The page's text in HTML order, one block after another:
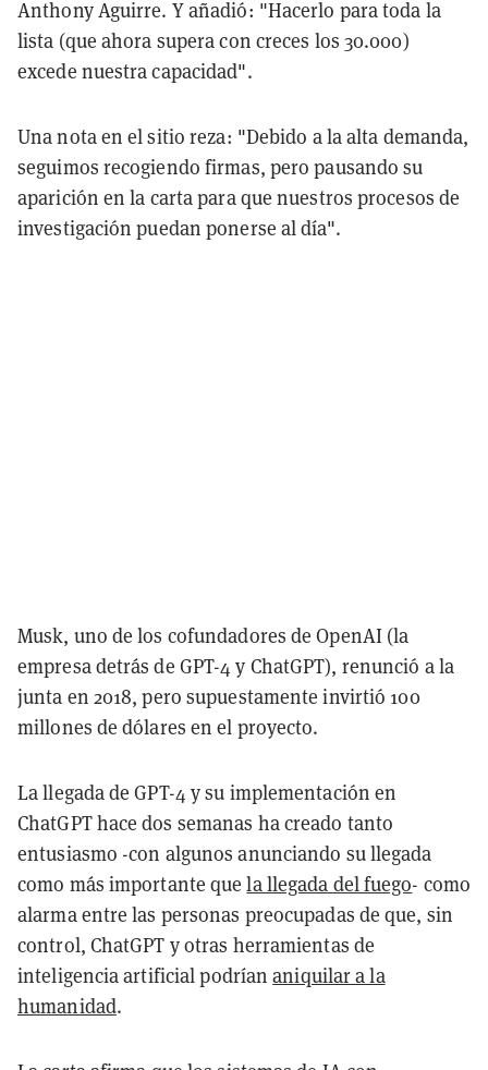
Anthony Aguirre. Y añadió: "Hacerlo para toda la
lista (que ahora supera con creces los 30.000)
excede nuestra capacidad".
Una nota en el sitio reza: "Debido a la alta demanda,
seguimos recogiendo firmas, pero pausando su
aparición en la carta para que nuestros procesos de
investigación puedan ponerse al día".
Musk, uno de los cofundadores de OpenAI (la
empresa detrás de GPT-4 y ChatGPT), renunció a la
junta en 2018, pero supuestamente invirtió 100
millones de dólares en el proyecto.
La llegada de GPT-4 y su implementación en
ChatGPT hace dos semanas ha creado tanto
entusiasmo -con algunos anunciando su llegada
como más importante quela llegada del fuego- como
alarma entre las personas preocupadas de que, sin
control, ChatGPT y otras herramientas de
inteligencia artificial podríananiquilar a la
humanidad.